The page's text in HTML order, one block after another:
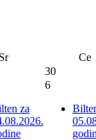
Sr
Ce
30
za
6